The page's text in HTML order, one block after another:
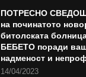
ПОТРЕСНО
на починатото
битолската
БЕБЕТО поради
надменост и
14/04/2023